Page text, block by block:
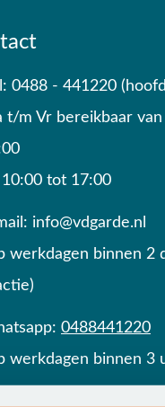
0488 - 441220
t/m Vr bereikbaar
tot 17:00
info@vdgarde.nl
werkdagen binnen 2
0488441220
werkdagen binnen 3